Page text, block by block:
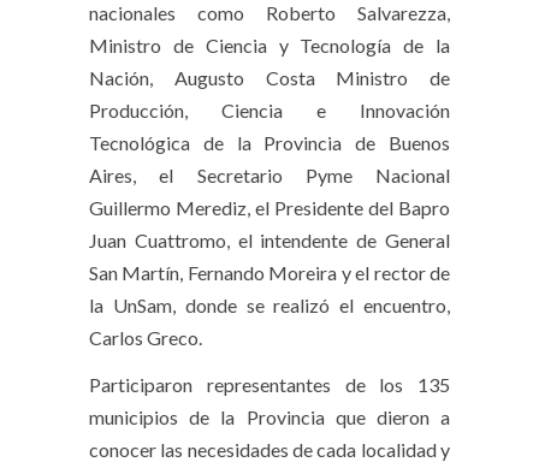
nacionales como Roberto Salvarezza,
Ministro de Ciencia y Tecnología de la
Nación, Augusto Costa Ministro de
Producción, Ciencia e Innovación
Tecnológica de la Provincia de Buenos
Aires, el Secretario Pyme Nacional
Guillermo Merediz, el Presidente del Bapro
Juan Cuattromo, el intendente de General
San Martín, Fernando Moreira y el rector de
la UnSam, donde se realizó el encuentro,
Carlos Greco.
Participaron representantes de los 135
municipios de la Provincia que dieron a
conocer las necesidades de cada localidad y